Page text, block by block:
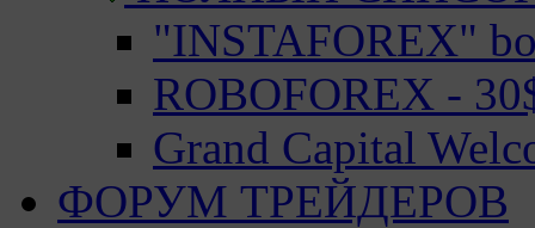
"INSTAFOREX"
ROBOFOREX -
Grand Capital
ФОРУМ ТРЕЙДЕРОВ